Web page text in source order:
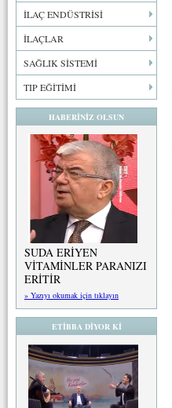
İLAÇ ENDÜSTRİSİ
İLAÇLAR
SAĞLIK SİSTEMİ
TIP EĞİTİMİ
HABERİNİZ OLSUN
SUDA ERİYEN
VİTAMİNLER PARANIZI
ERİTİR
» Yazıyı okumak için tıklayın
ETİBBA DİYOR Kİ